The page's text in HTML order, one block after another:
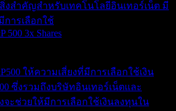
งสำคัญสำหรับเทคโนโลยีอินเทอร์เน็ต มี
การเลือกใช้
500 3x Shares
ให้ความเสี่ยงที่มีการเลือกใช้เงิน
ซึ่งรวมถึงบริษัทอินเทอร์เน็ตและ
ะช่วยให้มีการเลือกใช้เงินลงทุนใน